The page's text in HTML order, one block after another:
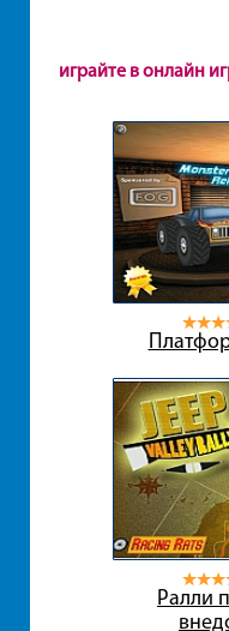
играйте в онлайн
Ралли